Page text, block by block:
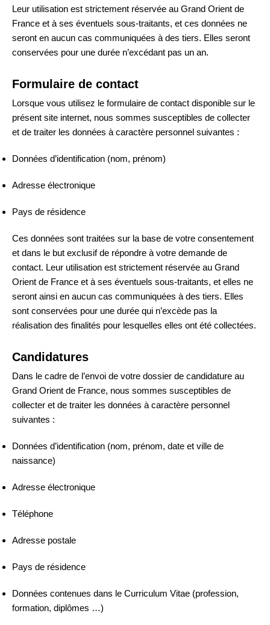
Leur utilisation est strictement réservée au Grand Orient de
France et à ses éventuels sous-traitants, et ces données ne
seront en aucun cas communiquées à des tiers. Elles seront
conservées pour une durée n’excédant pas un an.
Formulaire de contact
Lorsque vous utilisez le formulaire de contact disponible sur le
présent site internet, nous sommes susceptibles de collecter
et de traiter les données à caractère personnel suivantes :
Données d’identification (nom, prénom)
Adresse électronique
Pays de résidence
Ces données sont traitées sur la base de votre consentement
et dans le but exclusif de répondre à votre demande de
contact. Leur utilisation est strictement réservée au Grand
Orient de France et à ses éventuels sous-traitants, et elles ne
seront ainsi en aucun cas communiquées à des tiers. Elles
sont conservées pour une durée qui n’excède pas la
réalisation des finalités pour lesquelles elles ont été collectées.
Candidatures
Dans le cadre de l’envoi de votre dossier de candidature au
Grand Orient de France, nous sommes susceptibles de
collecter et de traiter les données à caractère personnel
suivantes :
Données d’identification (nom, prénom, date et ville de
naissance)
Adresse électronique
Téléphone
Adresse postale
Pays de résidence
Données contenues dans le Curriculum Vitae (profession,
formation, diplômes …)